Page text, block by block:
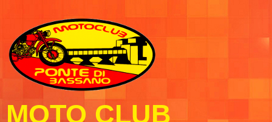
MOTO CLUB